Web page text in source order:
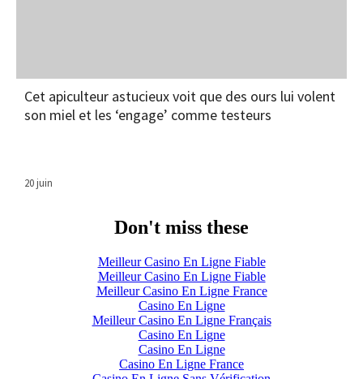
Cet apiculteur astucieux voit que des ours lui volent
son miel et les ‘engage’ comme testeurs
20 juin
Don't miss these
Meilleur Casino En Ligne Fiable
Meilleur Casino En Ligne Fiable
Meilleur Casino En Ligne France
Casino En Ligne
Meilleur Casino En Ligne Français
Casino En Ligne
Casino En Ligne
Casino En Ligne France